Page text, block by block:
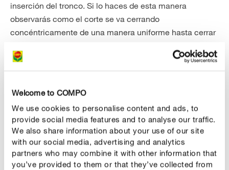
Welcome to COMPO
We use cookies to personalise content and ads, to
provide social media features and to analyse our traffic.
We also share information about your use of our site
with our social media, advertising and analytics
partners who may combine it with other information that
you’ve provided to them or that they’ve collected from
inserción del tronco. Si lo haces de esta manera
observarás como el corte se va cerrando
concéntricamente de una manera uniforme hasta cerrar
demasiado grandes. Consecuencias: los hongos o las
bacterias saprógenos (que favorecen la formación de
moho) podrían infestar las ramas con mayor facilidad y,
seguidamente, destruirlas.